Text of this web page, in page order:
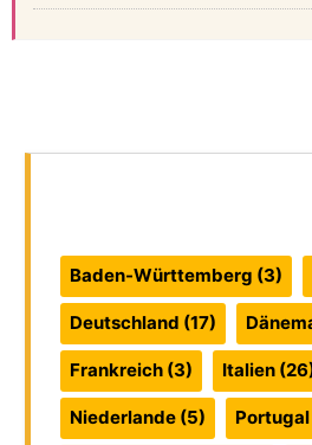
Baden-Württemberg (3)
Deutschland (17)
Frankreich(3) Italien
Niederlande(5) Portugal